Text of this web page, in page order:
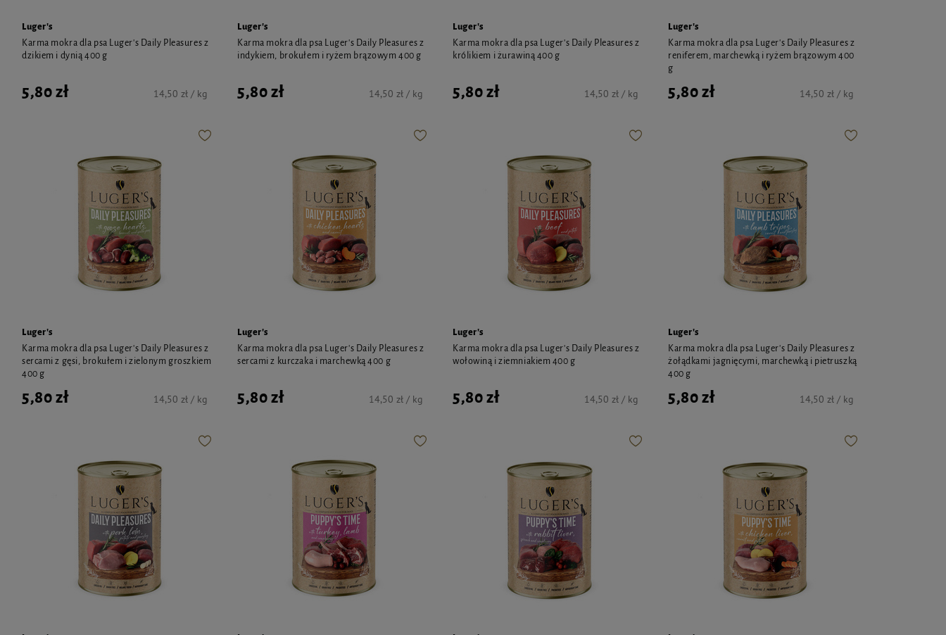
Luger's
Karma mokra dla psa Luger's Daily Pleasures z
dzikiem i dynią 400 g
5,80 zł 14,50 zł / kg
Luger's
Karma mokra dla psa Luger's Daily Pleasures z
indykiem, brokułem i ryżem brązowym 400 g
5,80 zł 14,50 zł / kg
Luger's
Karma mokra dla psa Luger's Daily Pleasures z
królikiem i żurawiną 400 g
5,80 zł 14,50 zł / kg
Luger's
Karma mokra dla psa Luger's Daily Pleasures z
reniferem, marchewką i ryżem brązowym 400
g
5,80 zł 14,50 zł / kg
Luger's
Karma mokra dla psa Luger's Daily Pleasures z
sercami z gęsi, brokułem i zielonym groszkiem
400 g
5,80 zł 14,50 zł / kg
Luger's
Karma mokra dla psa Luger's Daily Pleasures z
sercami z kurczaka i marchewką 400 g
5,80 zł 14,50 zł / kg
Luger's
Karma mokra dla psa Luger's Daily Pleasures z
wołowiną i ziemniakiem 400 g
5,80 zł 14,50 zł / kg
Luger's
Karma mokra dla psa Luger's Daily Pleasures z
żołądkami jagnięcymi, marchewką i pietruszką
400 g
5,80 zł 14,50 zł / kg